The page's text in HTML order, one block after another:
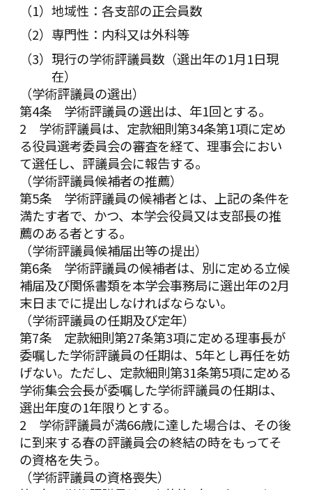
地域性：各支部の正会員数
専門性：内科又は外科等
現行の学術評議員数（選出年の1月1日現
在）
（学術評議員の選出）
第4条 学術評議員の選出は、年1回とする。
2 学術評議員は、定款細則第34条第1項に定め
る役員選考委員会の審査を経て、理事会におい
て選任し、評議員会に報告する。
（学術評議員候補者の推薦）
第5条 学術評議員の候補者とは、上記の条件を
満たす者で、かつ、本学会役員又は支部長の推
薦のある者とする。
（学術評議員候補届出等の提出）
第6条 学術評議員の候補者は、別に定める立候
補届及び関係書類を本学会事務局に選出年の2月
末日までに提出しなければならない。
（学術評議員の任期及び定年）
第7条 定款細則第27条第3項に定める理事長が
委嘱した学術評議員の任期は、5年とし再任を妨
げない。ただし、定款細則第31条第5項に定める
学術集会会長が委嘱した学術評議員の任期は、
選出年度の1年限りとする。
2 学術評議員が満66歳に達した場合は、その後
に到来する春の評議員会の終結の時をもってそ
の資格を失う。
（学術評議員の資格喪失）